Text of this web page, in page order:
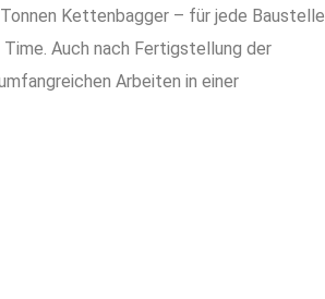
Kettenbagger – für jede Baustelle
Auch nach Fertigstellung der
Arbeiten in einer